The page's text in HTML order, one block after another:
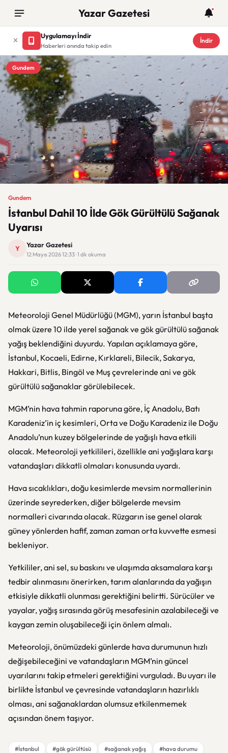
Yazar Gazetesi
Uygulamayı İndir
Haberleri anında takip edin
İndir
Gundem
Gundem
İstanbul Dahil 10 İlde Gök Gürültülü Sağanak
Uyarısı
Y Yazar Gazetesi
12 Mayıs 2026 12:33 · 1 dk okuma
Meteoroloji Genel Müdürlüğü (MGM), yarın İstanbul başta
olmak üzere 10 ilde yerel sağanak ve gök gürültülü sağanak
yağış beklendiğini duyurdu. Yapılan açıklamaya göre,
İstanbul, Kocaeli, Edirne, Kırklareli, Bilecik, Sakarya,
Hakkari, Bitlis, Bingöl ve Muş çevrelerinde ani ve gök
gürültülü sağanaklar görülebilecek.
MGM’nin hava tahmin raporuna göre, İç Anadolu, Batı
Karadeniz’in iç kesimleri, Orta ve Doğu Karadeniz ile Doğu
Anadolu’nun kuzey bölgelerinde de yağışlı hava etkili
olacak. Meteoroloji yetkilileri, özellikle ani yağışlara karşı
vatandaşları dikkatli olmaları konusunda uyardı.
Hava sıcaklıkları, doğu kesimlerde mevsim normallerinin
üzerinde seyrederken, diğer bölgelerde mevsim
normalleri civarında olacak. Rüzgarın ise genel olarak
güney yönlerden hafif, zaman zaman orta kuvvette esmesi
bekleniyor.
Yetkililer, ani sel, su baskını ve ulaşımda aksamalara karşı
tedbir alınmasını önerirken, tarım alanlarında da yağışın
etkisiyle dikkatli olunması gerektiğini belirtti. Sürücüler ve
yayalar, yağış sırasında görüş mesafesinin azalabileceği ve
kaygan zemin oluşabileceği için önlem almalı.
Meteoroloji, önümüzdeki günlerde hava durumunun hızlı
değişebileceğini ve vatandaşların MGM’nin güncel
uyarılarını takip etmeleri gerektiğini vurguladı. Bu uyarı ile
birlikte İstanbul ve çevresinde vatandaşların hazırlıklı
olması, ani sağanaklardan olumsuz etkilenmemek
açısından önem taşıyor.
#İstanbul #gök gürültüsü #sağanak yağış
#hava durumu